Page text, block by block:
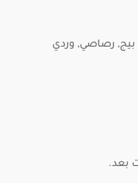
بيج, رصاصي, وردي
بعد.